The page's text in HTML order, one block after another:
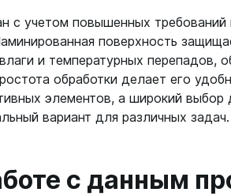
с учетом повышенных требований
поверхность
и температурных перепадов,
обработки делает его
элементов, а широкий выбор
вариант для различных задач.
с данным